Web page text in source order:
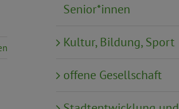
Senior*innen
Kultur, Bildung, Sport
offene Gesellschaft